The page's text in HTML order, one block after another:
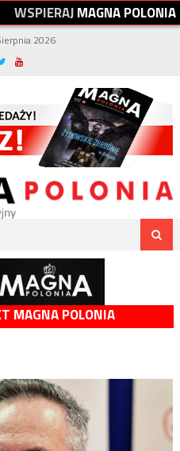
WSPIERAJMAGNAPOLONIA
2026
MAGNA POLONIA